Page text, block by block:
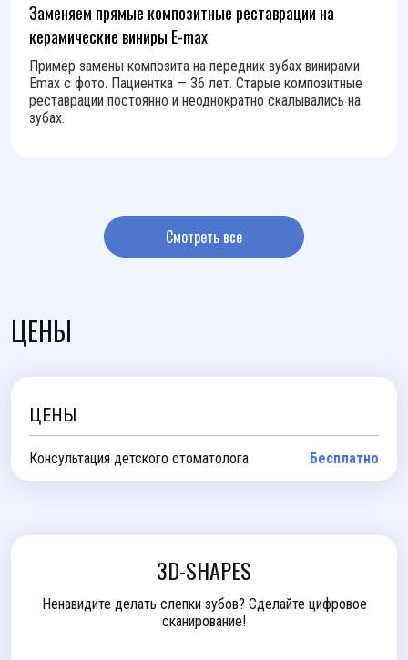
Заменяем прямые композитные реставрации на
керамические виниры E-max
Пример замены композита на передних зубах винирами
Emax с фото. Пациентка — 36 лет. Старые композитные
реставрации постоянно и неоднократно скалывались на
зубах.
Смотреть все
ЦЕНЫ
ЦЕНЫ
Консультация детского стоматолога Бесплатно
3D-SHAPES
Ненавидите делать слепки зубов? Сделайте цифровое
сканирование!